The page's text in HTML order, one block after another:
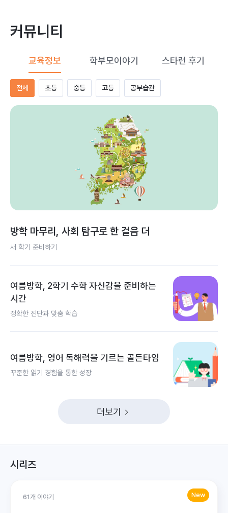
커뮤니티
교육정보 학부모이야기 스타런 후기
전체 초등 중등 고등 공부습관
방학 마무리, 사회 탐구로 한 걸음 더
새 학기 준비하기
여름방학, 2학기 수학 자신감을 준비하는
시간
정확한 진단과 맞춤 학습
여름방학, 영어 독해력을 기르는 골든타임
꾸준한 읽기 경험을 통한 성장
더보기
시리즈
New
61개 이야기